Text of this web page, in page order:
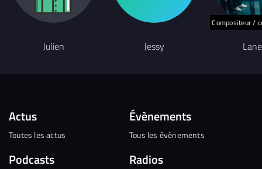
Julien Jessy
Compositeur /
Actus
Toutes les actus
Podcasts
Évènements
Tous les évènements
Radios